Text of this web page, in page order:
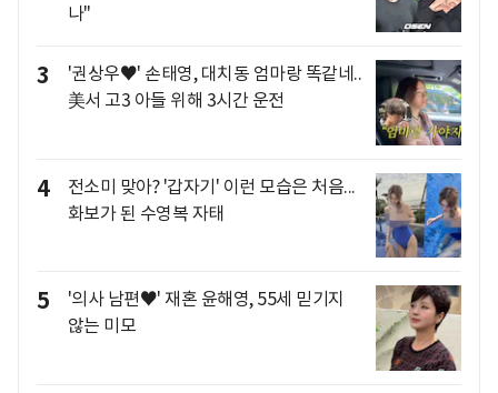
나"
3
'권상우♥' 손태영, 대치동 엄마랑 똑같네..
美서 고3 아들 위해 3시간 운전
4
전소미 맞아? '갑자기' 이런 모습은 처음...
화보가 된 수영복 자태
5
'의사 남편♥' 재혼 윤해영, 55세 믿기지
않는 미모